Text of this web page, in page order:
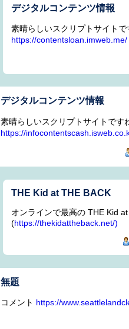
デジタルコンテンツ情報
素晴らしいスクリプトサイト
https://contentsloan.imweb.me/
デジタルコンテンツ情報
素晴らしいスクリプトサイトです
https://
THE Kid at THE BACK
オンラインで最高の THE Kid
(https://thekidattheback.net/)
無題
コメント https://